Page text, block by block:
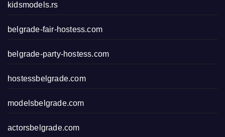
kidsmodels.rs
belgrade-fair-hostess.com
belgrade-party-hostess.com
hostessbelgrade.com
modelsbelgrade.com
actorsbelgrade.com